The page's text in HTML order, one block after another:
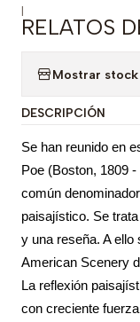
|
RELATOS
Mostrar
DESCRIPCIÓN
Se han reunido en
Poe (Boston, 1809
común
paisajístico. Se
y una reseña. A
American Scenery
La reflexión
con creciente